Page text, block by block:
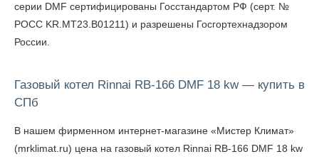
серии DMF сертифицированы Госстандартом РФ (серт. №
POCC KR.MT23.B01211) и разрешены Госгортехнадзором
России.
Газовый котел Rinnai RB-166 DMF 18 kw — купить в
СПб
В нашем фирменном интернет-магазине «Мистер Климат»
(mrklimat.ru) цена на газовый котел Rinnai RB-166 DMF 18 kw